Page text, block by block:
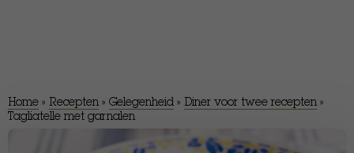
Home » Recepten » Gelegenheid » Diner voor twee recepten »
Tagliatelle met garnalen